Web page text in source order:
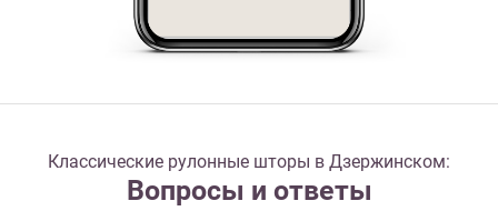
Классические рулонные шторы в Дзержинском:
Вопросы и ответы